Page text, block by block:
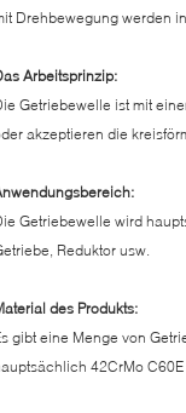
Drehbewegung werden
Arbeitsprinzip:
Getriebewelle ist mit
akzeptieren die
Getriebewelle wird
Reduktor usw.
des Produkts:
gibt eine Menge von
42CrMo